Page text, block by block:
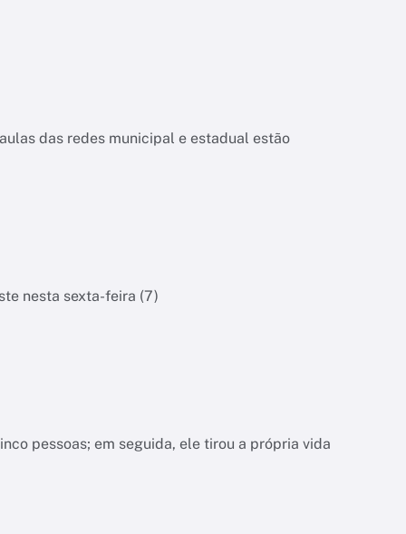
das redes municipal e estadual estão
nesta sexta-feira (7)
pessoas; em seguida, ele tirou a própria vida